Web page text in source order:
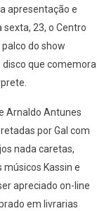
apresentação e
23, o Centro
do show
disco que comemora
Arnaldo Antunes
por Gal com
nada caretas,
Kassin e
apreciado on-line
em livrarias